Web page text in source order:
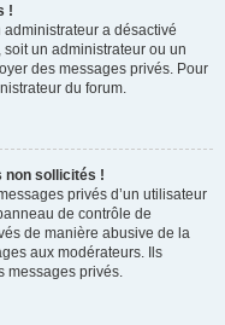
!
administrateur a désactivé
un administrateur ou un
des messages privés. Pour
du forum.
non sollicités !
privés d’un utilisateur
de contrôle de
de manière abusive de la
aux modérateurs. Ils
messages privés.